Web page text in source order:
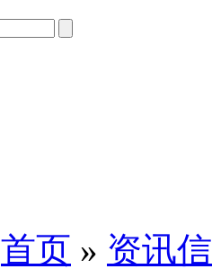
首页 » 资讯